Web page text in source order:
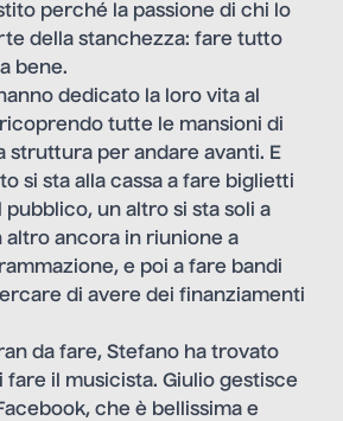
perché la passione di chi lo
della stanchezza: fare tutto
bene.
dedicato la loro vita al
tutte le mansioni di
struttura per andare avanti. E
si sta alla cassa a fare biglietti
un altro si sta soli a
altro ancora in riunione a
e poi a fare bandi
di avere dei finanziamenti
da fare, Stefano ha trovato
fare il musicista. Giulio gestisce
che è bellissima e